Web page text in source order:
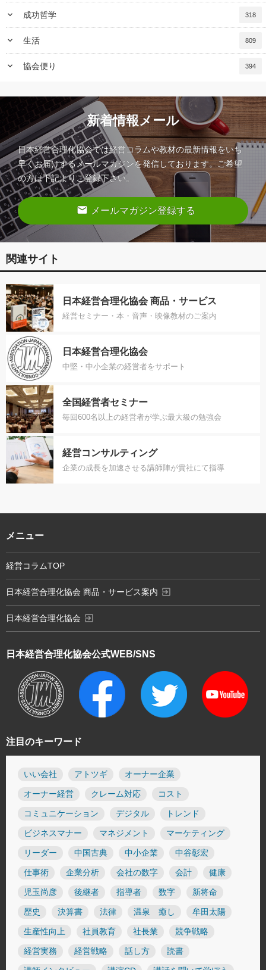
keyboard_arrow_down 成功哲学 318
keyboard_arrow_down 生活 809
keyboard_arrow_down 協会便り 394
新着情報メール
日本経営合理化協会では経営コラムや教材の最新情報をいち
早くお届けするメールマガジンを発信しております。ご希望
の方は下記よりご登録下さい。
email メールマガジン登録する
関連サイト
日本経営合理化協会 商品・サービス
経営セミナー・本・音声・映像教材のご案内
日本経営合理化協会
中堅・中小企業の経営者をサポート
全国経営者セミナー
毎回600名以上の経営者が学ぶ最大級の勉強会
経営コンサルティング
企業の成長を加速させる講師陣が貴社にて指導
注目のキーワード
いい会社 アトツギ オーナー企業
オーナー経営 クレーム対応 コスト
コミュニケーション デジタル トレンド
ビジネスマナー マネジメント マーケティング
リーダー 中国古典 中小企業 中谷彰宏
仕事術 企業分析 会社の数字 会計 健康
児玉尚彦 後継者 指導者 数字 新将命
歴史 決算書 法律 温泉 癒し 牟田太陽
生産性向上 社員教育 社長業 競争戦略
経営実務 経営戦略 話し方 読書
日本経営合理化協会公式WEB/SNS
メニュー
経営コラムTOP
日本経営合理化協会 商品・サービス案内 exit_to_app
日本経営合理化協会 exit_to_app